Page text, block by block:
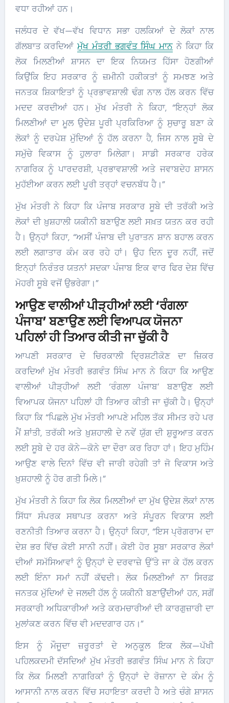
ਵਧਾ ਰਹੀਆਂ ਹਨ।
ਜਲੰਧਰ ਦੇ ਵੱਖ—ਵੱਖ ਵਿਧਾਨ ਸਭਾ ਹਲਕਿਆਂ ਦੇ ਲੋਕਾਂ ਨਾਲ
ਗੱਲਬਾਤ ਕਰਦਿਆਂਮੁੱਖ ਮੰਤਰੀ ਭਗਵੰਤ ਸਿੰਘ ਮਾਨ ਨੇ ਕਿਹਾ ਕਿ
ਲੋਕ ਮਿਲਣੀਆਂ ਸ਼ਾਸਨ ਦਾ ਇਕ ਨਿਯਮਤ ਹਿੱਸਾ ਹੋਣਗੀਆਂ
ਕਿਉਂਕਿ ਇਹ ਸਰਕਾਰ ਨੂੰ ਜ਼ਮੀਨੀ ਹਕੀਕਤਾਂ ਨੂੰ ਸਮਝਣ ਅਤੇ
ਜਨਤਕ ਸ਼ਿਕਾਇਤਾਂ ਨੂੰ ਪ੍ਰਭਾਵਸ਼ਾਲੀ ਢੰਗ ਨਾਲ ਹੱਲ ਕਰਨ ਵਿੱਚ
ਮਦਦ ਕਰਦੀਆਂ ਹਨ। ਮੁੱਖ ਮੰਤਰੀ ਨੇ ਕਿਹਾ, “ਇਨ੍ਹਾਂ ਲੋਕ
ਮਿਲਣੀਆਂ ਦਾ ਮੂਲ ਉਦੇਸ਼ ਪੂਰੀ ਪ੍ਰਕਿਰਿਆ ਨੂੰ ਸੁਚਾਰੂ ਬਣਾ ਕੇ
ਲੋਕਾਂ ਨੂੰ ਦਰਪੇਸ਼ ਮੁੱਦਿਆਂ ਨੂੰ ਹੱਲ ਕਰਨਾ ਹੈ, ਜਿਸ ਨਾਲ ਸੂਬੇ ਦੇ
ਸਮੁੱਚੇ ਵਿਕਾਸ ਨੂੰ ਹੁਲਾਰਾ ਮਿਲੇਗਾ। ਸਾਡੀ ਸਰਕਾਰ ਹਰੇਕ
ਨਾਗਰਿਕ ਨੂੰ ਪਾਰਦਰਸ਼ੀ, ਪ੍ਰਭਾਵਸ਼ਾਲੀ ਅਤੇ ਜਵਾਬਦੇਹ ਸ਼ਾਸਨ
ਮੁਹੱਈਆ ਕਰਨ ਲਈ ਪੂਰੀ ਤਰ੍ਹਾਂ ਵਚਨਬੱਧ ਹੈ।”
ਮੁੱਖ ਮੰਤਰੀ ਨੇ ਕਿਹਾ ਕਿ ਪੰਜਾਬ ਸਰਕਾਰ ਸੂਬੇ ਦੀ ਤਰੱਕੀ ਅਤੇ
ਲੋਕਾਂ ਦੀ ਖ਼ੁਸ਼ਹਾਲੀ ਯਕੀਨੀ ਬਣਾਉਣ ਲਈ ਸਖ਼ਤ ਯਤਨ ਕਰ ਰਹੀ
ਹੈ। ਉਨ੍ਹਾਂ ਕਿਹਾ, “ਅਸੀਂ ਪੰਜਾਬ ਦੀ ਪੁਰਾਤਨ ਸ਼ਾਨ ਬਹਾਲ ਕਰਨ
ਲਈ ਲਗਾਤਾਰ ਕੰਮ ਕਰ ਰਹੇ ਹਾਂ। ਉਹ ਦਿਨ ਦੂਰ ਨਹੀਂ, ਜਦੋਂ
ਇਨ੍ਹਾਂ ਨਿਰੰਤਰ ਯਤਨਾਂ ਸਦਕਾ ਪੰਜਾਬ ਇਕ ਵਾਰ ਫਿਰ ਦੇਸ਼ ਵਿੱਚ
ਮੋਹਰੀ ਸੂਬੇ ਵਜੋਂ ਉਭਰੇਗਾ।”
ਆਉਣ ਵਾਲੀਆਂ ਪੀੜ੍ਹੀਆਂ ਲਈ ‘ਰੰਗਲਾ
ਪੰਜਾਬ’ ਬਣਾਉਣ ਲਈ ਵਿਆਪਕ ਯੋਜਨਾ
ਪਹਿਲਾਂ ਹੀ ਤਿਆਰ ਕੀਤੀ ਜਾ ਚੁੱਕੀ ਹੈ
ਆਪਣੀ ਸਰਕਾਰ ਦੇ ਚਿਰਕਾਲੀ ਦ੍ਰਿਸ਼ਟੀਕੋਣ ਦਾ ਜ਼ਿਕਰ
ਕਰਦਿਆਂ ਮੁੱਖ ਮੰਤਰੀ ਭਗਵੰਤ ਸਿੰਘ ਮਾਨ ਨੇ ਕਿਹਾ ਕਿ ਆਉਣ
ਵਾਲੀਆਂ ਪੀੜ੍ਹੀਆਂ ਲਈ ‘ਰੰਗਲਾ ਪੰਜਾਬ’ ਬਣਾਉਣ ਲਈ
ਵਿਆਪਕ ਯੋਜਨਾ ਪਹਿਲਾਂ ਹੀ ਤਿਆਰ ਕੀਤੀ ਜਾ ਚੁੱਕੀ ਹੈ। ਉਨ੍ਹਾਂ
ਕਿਹਾ ਕਿ “ਪਿਛਲੇ ਮੁੱਖ ਮੰਤਰੀ ਆਪਣੇ ਮਹਿਲ ਤੱਕ ਸੀਮਤ ਰਹੇ ਪਰ
ਮੈਂ ਸ਼ਾਂਤੀ, ਤਰੱਕੀ ਅਤੇ ਖ਼ੁਸ਼ਹਾਲੀ ਦੇ ਨਵੇਂ ਯੁੱਗ ਦੀ ਸ਼ੁਰੂਆਤ ਕਰਨ
ਲਈ ਸੂਬੇ ਦੇ ਹਰ ਕੋਨੇ—ਕੋਨੇ ਦਾ ਦੌਰਾ ਕਰ ਰਿਹਾ ਹਾਂ। ਇਹ ਮੁਹਿੰਮ
ਆਉਣ ਵਾਲੇ ਦਿਨਾਂ ਵਿੱਚ ਵੀ ਜਾਰੀ ਰਹੇਗੀ ਤਾਂ ਜੋ ਵਿਕਾਸ ਅਤੇ
ਖ਼ੁਸ਼ਹਾਲੀ ਨੂੰ ਹੋਰ ਗਤੀ ਮਿਲੇ।”
ਮੁੱਖ ਮੰਤਰੀ ਨੇ ਕਿਹਾ ਕਿ ਲੋਕ ਮਿਲਣੀਆਂ ਦਾ ਮੁੱਖ ਉਦੇਸ਼ ਲੋਕਾਂ ਨਾਲ
ਸਿੱਧਾ ਸੰਪਰਕ ਸਥਾਪਤ ਕਰਨਾ ਅਤੇ ਸੰਪੂਰਨ ਵਿਕਾਸ ਲਈ
ਰਣਨੀਤੀ ਤਿਆਰ ਕਰਨਾ ਹੈ। ਉਨ੍ਹਾਂ ਕਿਹਾ, “ਇਸ ਪ੍ਰੋਗਰਾਮ ਦਾ
ਦੇਸ਼ ਭਰ ਵਿੱਚ ਕੋਈ ਸਾਨੀ ਨਹੀਂ। ਕੋਈ ਹੋਰ ਸੂਬਾ ਸਰਕਾਰ ਲੋਕਾਂ
ਦੀਆਂ ਸਮੱਸਿਆਵਾਂ ਨੂੰ ਉਨ੍ਹਾਂ ਦੇ ਦਰਵਾਜ਼ੇ ਉੱਤੇ ਜਾ ਕੇ ਹੱਲ ਕਰਨ
ਲਈ ਇੰਨਾ ਸਮਾਂ ਨਹੀਂ ਕੱਢਦੀ। ਲੋਕ ਮਿਲਣੀਆਂ ਨਾ ਸਿਰਫ਼
ਜਨਤਕ ਮੁੱਦਿਆਂ ਦੇ ਜਲਦੀ ਹੱਲ ਨੂੰ ਯਕੀਨੀ ਬਣਾਉਂਦੀਆਂ ਹਨ, ਸਗੋਂ
ਸਰਕਾਰੀ ਅਧਿਕਾਰੀਆਂ ਅਤੇ ਕਰਮਚਾਰੀਆਂ ਦੀ ਕਾਰਗੁਜ਼ਾਰੀ ਦਾ
ਮੁਲਾਂਕਣ ਕਰਨ ਵਿੱਚ ਵੀ ਮਦਦਗਾਰ ਹਨ।”
ਇਸ ਨੂੰ ਮੌਜੂਦਾ ਜ਼ਰੂਰਤਾਂ ਦੇ ਅਨੁਕੂਲ ਇਕ ਲੋਕ—ਪੱਖੀ
ਪਹਿਲਕਦਮੀ ਦੱਸਦਿਆਂ ਮੁੱਖ ਮੰਤਰੀ ਭਗਵੰਤ ਸਿੰਘ ਮਾਨ ਨੇ ਕਿਹਾ
ਕਿ ਲੋਕ ਮਿਲਣੀ ਨਾਗਰਿਕਾਂ ਨੂੰ ਉਨ੍ਹਾਂ ਦੇ ਰੋਜ਼ਾਨਾ ਦੇ ਕੰਮ ਨੂੰ
ਆਸਾਨੀ ਨਾਲ ਕਰਨ ਵਿੱਚ ਸਹਾਇਤਾ ਕਰਦੀ ਹੈ ਅਤੇ ਚੰਗੇ ਸ਼ਾਸਨ